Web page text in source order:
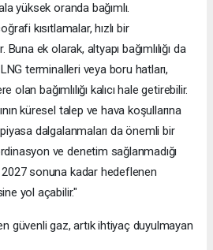
yüksek oranda bağımlı.
kısıtlamalar, hızlı bir
ek olarak, altyapı bağımlılığı da
terminalleri veya boru hatları,
bağımlılığı kalıcı hale getirebilir.
küresel talep ve hava koşullarına
dalgalanmaları da önemli bir
ve denetim sağlanmadığı
sonuna kadar hedeflenen
yol açabilir."
güvenli gaz, artık ihtiyaç duyulmayan